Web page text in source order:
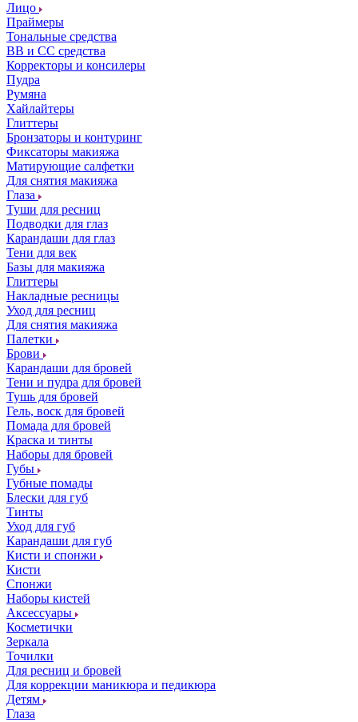
Лицо
Праймеры
Тональные средства
ВВ и СС средства
Корректоры и консилеры
Пудра
Румяна
Хайлайтеры
Глиттеры
Бронзаторы и контуринг
Фиксаторы макияжа
Матирующие салфетки
Для снятия макияжа
Глаза
Туши для ресниц
Подводки для глаз
Карандаши для глаз
Тени для век
Базы для макияжа
Глиттеры
Накладные ресницы
Уход для ресниц
Для снятия макияжа
Палетки
Брови
Карандаши для бровей
Тени и пудра для бровей
Тушь для бровей
Гель, воск для бровей
Помада для бровей
Краска и тинты
Наборы для бровей
Губы
Губные помады
Блески для губ
Тинты
Уход для губ
Карандаши для губ
Кисти и спонжи
Кисти
Спонжи
Наборы кистей
Аксессуары
Косметички
Зеркала
Точилки
Для ресниц и бровей
Для коррекции маникюра и педикюра
Детям
Глаза